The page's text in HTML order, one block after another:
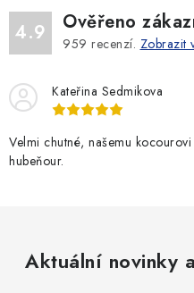
v
v
ý
p
i
v
á
n
4.9 Ověřeno
959 recenzí. Zobrazit
Kateřina Sedmikova
Velmi chutné, našemu
hubeňour.
Aktuální novinky